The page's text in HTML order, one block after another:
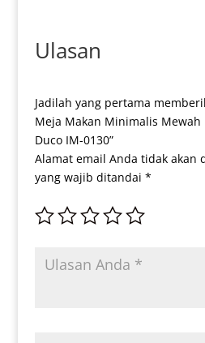
Ulasan
Jadilah yang pertama
Meja Makan Minimalis Mewah
Duco IM-0130”
Alamat email Anda tidak akan
yang wajib ditandai *